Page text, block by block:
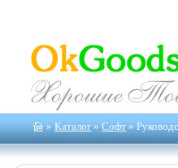
»Каталог»Софт»